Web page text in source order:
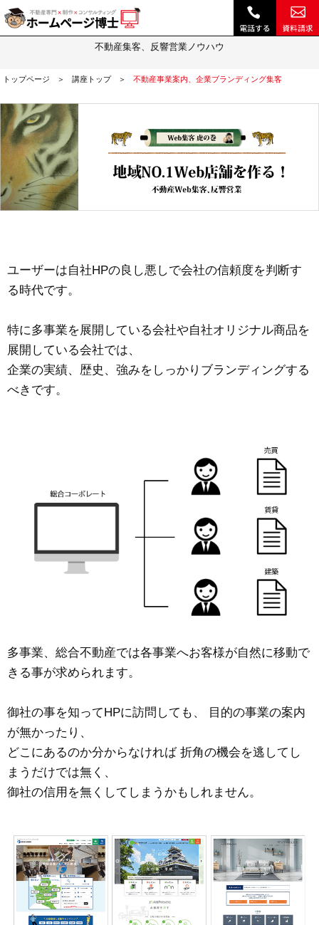
Web集客虎の巻
不動産集客、反響営業ノウハウ
トップページ 講座トップ 不動産事業案内、企業ブランディング集客
ユーザーは自社HPの良し悪しで会社の信頼度を判断す
る時代です。
特に多事業を展開している会社や自社オリジナル商品を
展開している会社では、
企業の実績、歴史、強みをしっかりブランディングする
べきです。
多事業、総合不動産では各事業へお客様が自然に移動で
きる事が求められます。
御社の事を知ってHPに訪問しても、 目的の事業の案内
が無かったり、
どこにあるのか分からなければ 折角の機会を逃してし
まうだけでは無く、
御社の信用を無くしてしまうかもしれません。